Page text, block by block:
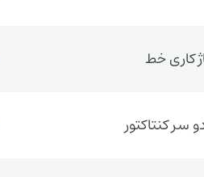
کاری خط
سر کنتاکتور